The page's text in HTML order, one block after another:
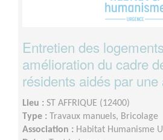
Entretien des
amélioration du cadre
résidents aidés par
Lieu : ST AFFRIQUE (12400)
Type :
Travaux manuels, Bricolage
Association : Habitat Humanisme